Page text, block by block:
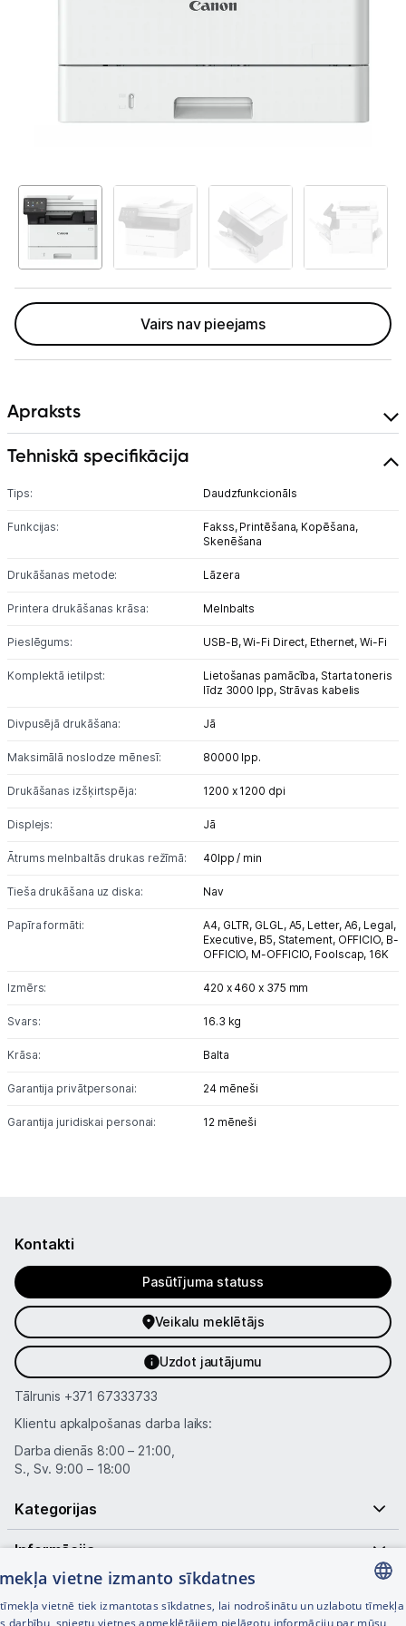
GAMING pasaule >
Stacionārie datori un piederumi
Datu nesēji
Projektori un ekrāni
Tīkla iekārtas
Drukas iekārtas
Printeri
3D printeri un skeneri
Telefoni, planšetdatori
Viedierīces
Skaistumkopšana
Ražotāju atjaunota tehnika
Vēlmju saraksts
Piegāde un apmaksa
Tet pakalpojumi
Vairs nav pieejams
Apraksts
Tehniskā specifikācija
Tips: Daudzfunkcionāls
Funkcijas: Fakss, Printēšana, Kopēšana,
Skenēšana
Drukāšanas metode: Lāzera
Printera drukāšanas krāsa: Melnbalts
Pieslēgums: USB-B,Wi-Fi Direct, Ethernet,Wi-Fi
Komplektā ietilpst: Lietošanas pamācība, Starta toneris
līdz 3000 lpp, Strāvas kabelis
Divpusējā drukāšana: Jā
Maksimālā noslodze mēnesī: 80000 lpp.
Drukāšanas izšķirtspēja: 1200 x 1200 dpi
Displejs: Jā
Ātrums melnbaltās drukas režīmā: 40lpp / min
Tieša drukāšana uz diska: Nav
Papīra formāti: A4, GLTR, GLGL, A5, Letter, A6, Legal,
Executive, B5, Statement, OFFICIO, B-
OFFICIO, M-OFFICIO, Foolscap, 16K
Izmērs: 420 x 460 x 375 mm
Svars: 16.3 kg
Krāsa: Balta
Garantija privātpersonai: 24 mēneši
Garantija juridiskai personai: 12 mēneši
Kontakti
Pasūtījuma statuss
Veikalu meklētājs
Uzdot jautājumu
Tālrunis +371 67333733
Klientu apkalpošanas darba laiks:
Darba dienās 8:00 – 21:00,
S., Sv. 9:00 – 18:00
Kategorijas
Informācija
Noderīgas saites
LATVIAN
vietne izmanto sīkdatnes
vietnē tiek izmantotas sīkdatnes, lai nodrošinātu un uzlabotu tīmekļa
darbību, sniegtu vietnes apmeklētājiem pielāgotu informāciju par mūsu